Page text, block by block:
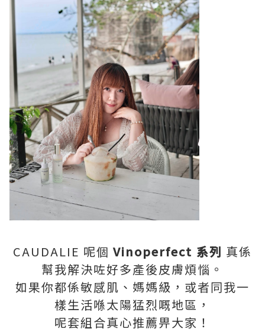
CAUDALIE 呢個 Vinoperfect 系列 真係
幫我解決咗好多產後皮膚煩惱。
如果你都係敏感肌、媽媽級，或者同我一
樣生活喺太陽猛烈嘅地區，
呢套組合真心推薦畀大家！